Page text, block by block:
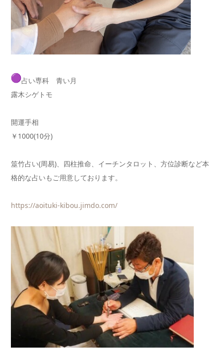
占い専科 青い月
露木シゲトモ
開運手相
￥1000(10分)
筮竹占い(周易)、四柱推命、イーチンタロット、方位診断など本
格的な占いもご用意しております。
https://aoituki-kibou.jimdo.com/